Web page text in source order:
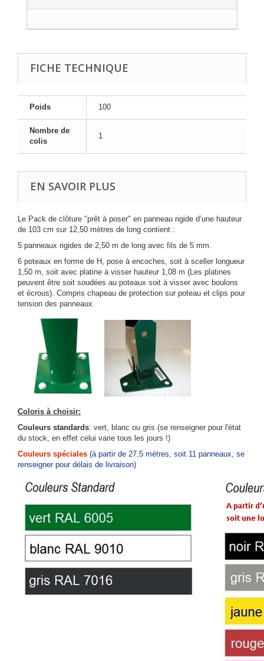
FICHE TECHNIQUE
Poids 100
Nombre de
colis
1
EN SAVOIR PLUS
Le Pack de clôture "prêt à poser" en panneau rigide d’une hauteur
de 103 cm sur 12,50 mètres de long contient :
5 panneaux rigides de 2,50 m de long avec fils de 5 mm.
6 poteaux en forme de H, pose à encoches, soit à sceller longueur
1,50 m, soit avec platine à visser hauteur 1,08 m (Les platines
peuvent être soit soudées au poteaux soit à visser avec boulons
et écrous). Compris chapeau de protection sur poteau et clips pour
tension des panneaux.
Coloris à choisir:
Couleurs standards: vert, blanc ou gris (se renseigner pour l'état
du stock, en effet celui varie tous les jours !)
Couleurs spéciales (à partir de 27,5 mètres, soit 11 panneaux, se
renseigner pour délais de livraison)